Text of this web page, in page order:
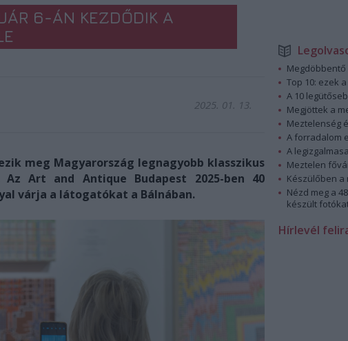
6-ÁN KEZDŐDIK A
2025. 01. 13.
meg Magyarország legnagyobb klasszikus
Art and Antique Budapest 2025-ben 40
várja a látogatókat a Bálnában.
Top 10: ezek
A 10
Megjöttek a
Meztelenség
A forradalom
A
Meztelen
Készülőben a
Nézd meg a
készült
Hírlevél